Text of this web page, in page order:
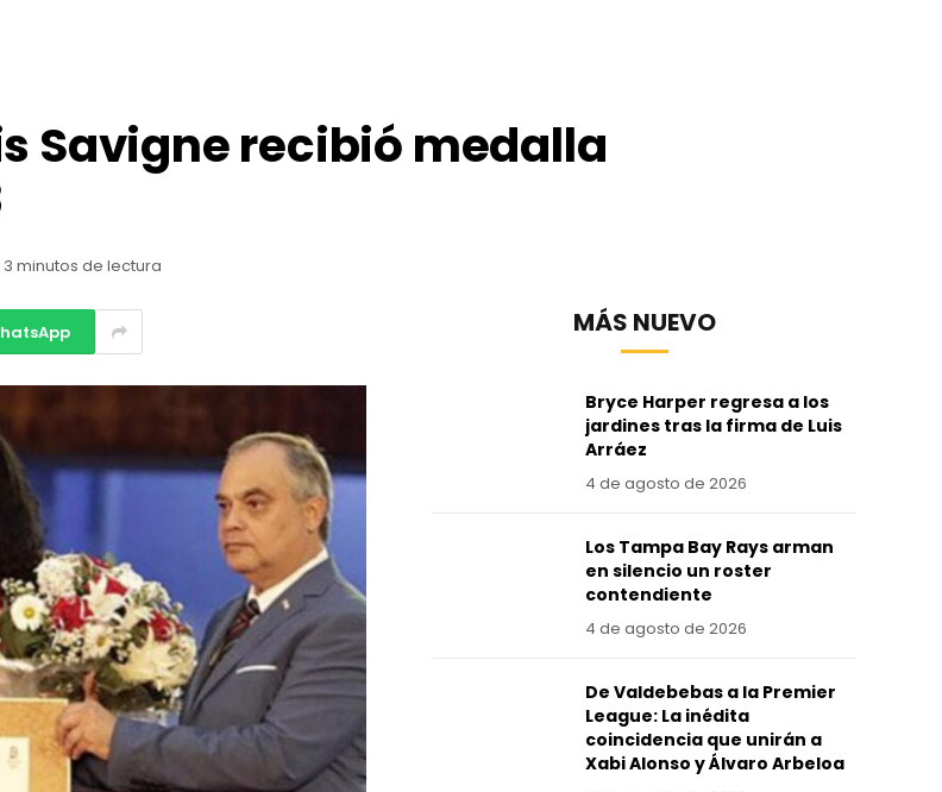
Savigne recibió medalla
3 minutos de lectura
MÁS NUEVO
Bryce Harper regresa a los
jardines tras la firma de Luis
Arráez
4 de agosto de 2026
Los Tampa Bay Rays arman
en silencio un roster
contendiente
4 de agosto de 2026
De Valdebebas a la Premier
League: La inédita
coincidencia que unirán a
Xabi Alonso y Álvaro Arbeloa